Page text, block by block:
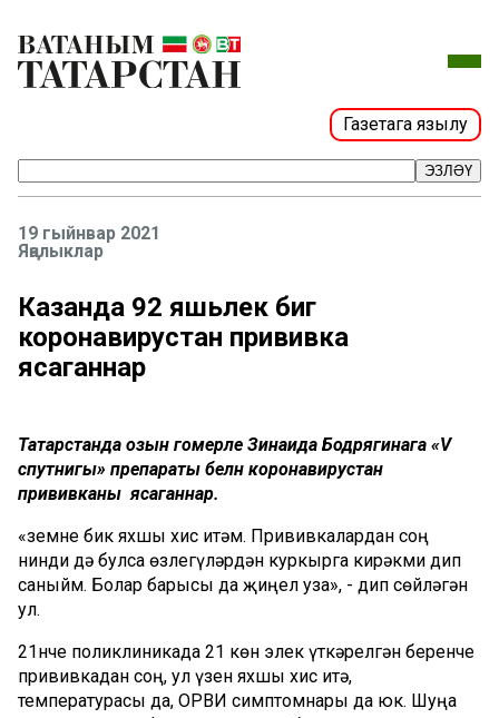
Газетага язылу
ЭЗЛӘҮ
19 гыйнвар 2021
Яңалыклар
Казанда 92 яшьлек әбигә
коронавирустан прививка
ясаганнар
Татарстанда озын гомерле Зинаида Бодрягинага «V
спутнигы» препараты белән коронавирустан
прививканы ясаганнар.
«Үземне бик яхшы хис итәм. Прививкалардан соң
нинди дә булса өзлегүләрдән куркырга кирәкми дип
саныйм. Болар барысы да җиңел уза», - дип сөйләгән
ул.
21нче поликлиникада 21 көн элек үткәрелгән беренче
прививкадан соң, ул үзен яхшы хис итә,
температурасы да, ОРВИ симптомнары да юк. Шуңа